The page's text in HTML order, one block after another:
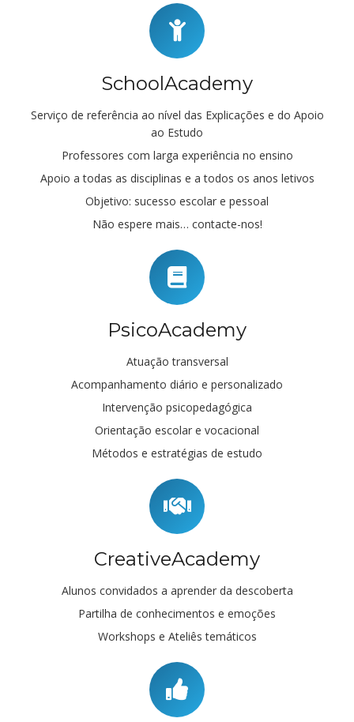
SchoolAcademy
Serviço de referência ao nível das Explicações e do Apoio
ao Estudo
Professores com larga experiência no ensino
Apoio a todas as disciplinas e a todos os anos letivos
Objetivo: sucesso escolar e pessoal
Não espere mais… contacte-nos!
PsicoAcademy
Atuação transversal
Acompanhamento diário e personalizado
Intervenção psicopedagógica
Orientação escolar e vocacional
Métodos e estratégias de estudo
CreativeAcademy
Alunos convidados a aprender da descoberta
Partilha de conhecimentos e emoções
Workshops e Ateliês temáticos